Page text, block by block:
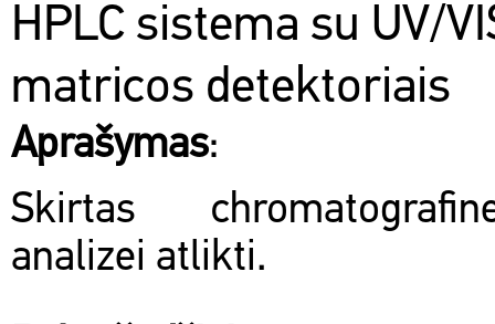
HPLC sistema su UV/
matricos detektoriais
Aprašymas:
Skirtas
analizei atlikti.